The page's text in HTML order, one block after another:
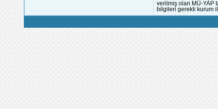
verilmiş olan MÜ-YAP
bilgileri gerekli kurum